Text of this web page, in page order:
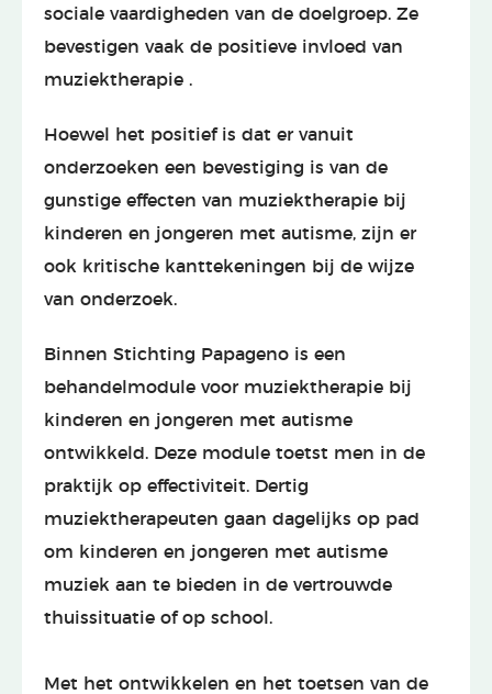
sociale vaardigheden van de doelgroep. Ze
bevestigen vaak de positieve invloed van
muziektherapie .
Hoewel het positief is dat er vanuit
onderzoeken een bevestiging is van de
gunstige effecten van muziektherapie bij
kinderen en jongeren met autisme, zijn er
ook kritische kanttekeningen bij de wijze
van onderzoek.
Binnen Stichting Papageno is een
behandelmodule voor muziektherapie bij
kinderen en jongeren met autisme
ontwikkeld. Deze module toetst men in de
praktijk op effectiviteit. Dertig
muziektherapeuten gaan dagelijks op pad
om kinderen en jongeren met autisme
muziek aan te bieden in de vertrouwde
thuissituatie of op school.
Met het ontwikkelen en het toetsen van de